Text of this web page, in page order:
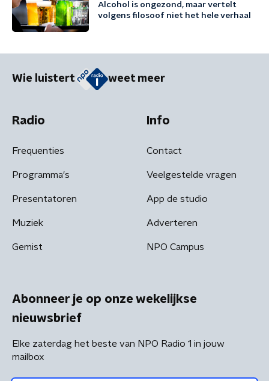
Alcohol is ongezond, maar vertelt
volgens filosoof niet het hele verhaal
Wie luistert weet meer
Radio
Frequenties
Programma's
Presentatoren
Muziek
Gemist
Info
Contact
Veelgestelde vragen
App de studio
Adverteren
NPO Campus
Abonneer je op onze wekelijkse
nieuwsbrief
Elke zaterdag het beste van NPO Radio 1 in jouw
mailbox